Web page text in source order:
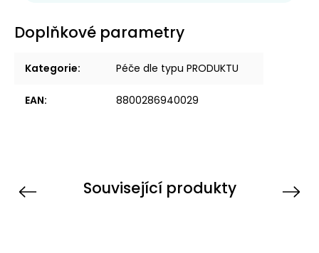
Doplňkové parametry
Kategorie: Péče dle typu PRODUKTU
EAN: 8800286940029
Související produkty
Previous Next